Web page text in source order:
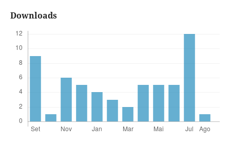
Downloads